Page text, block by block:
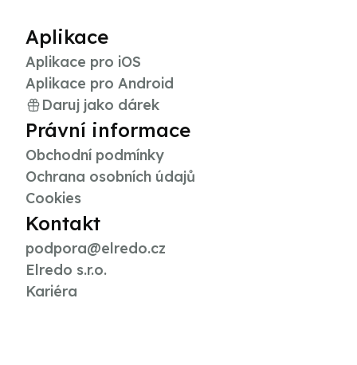
Aplikace
Aplikace pro iOS
Aplikace pro Android
Daruj jako dárek
Právní informace
Obchodní podmínky
Ochrana osobních údajů
Cookies
Kontakt
podpora@elredo.cz
Elredo s.r.o.
Kariéra